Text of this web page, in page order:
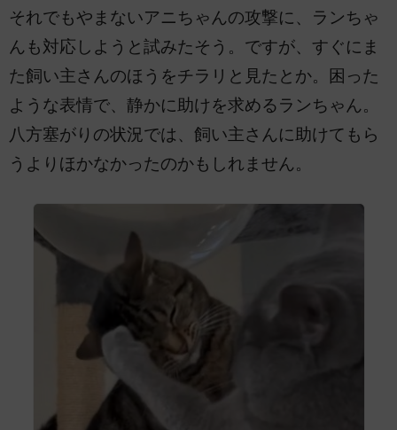
それでもやまないアニちゃんの攻撃に、ランちゃ
んも対応しようと試みたそう。ですが、すぐにま
た飼い主さんのほうをチラリと見たとか。困った
ような表情で、静かに助けを求めるランちゃん。
八方塞がりの状況では、飼い主さんに助けてもら
うよりほかなかったのかもしれません。